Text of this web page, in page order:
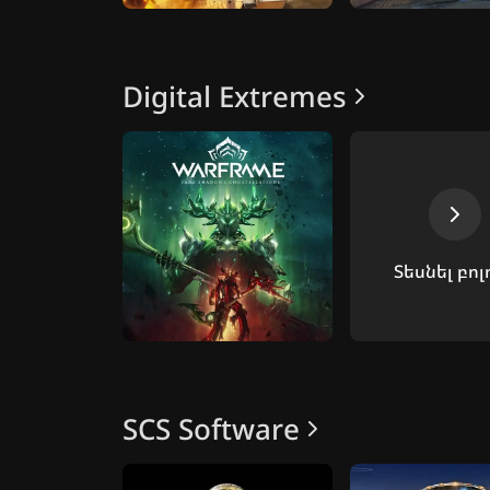
Digital Extremes
Տեսնել
SCS Software